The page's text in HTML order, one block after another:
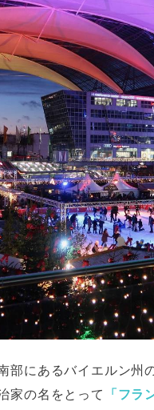
部にあるバイエルン州
家の名をとって
「フラ